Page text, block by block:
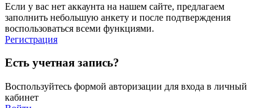
Если у вас нет аккаунта на нашем сайте, предлагаем
заполнить небольшую анкету и после подтверждения
воспользоваться всеми функциями.
Регистрация
Есть учетная запись?
Воспользуйтесь формой авторизации для входа в личный
кабинет